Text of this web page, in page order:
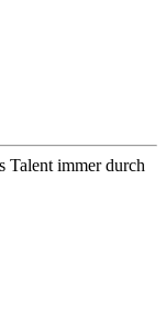
Talent immer durch